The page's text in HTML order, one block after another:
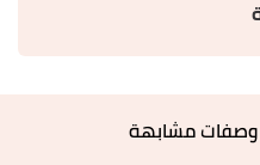
وصفات مشابهة